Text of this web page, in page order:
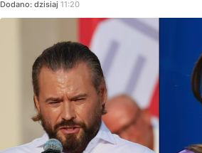
Dodano: dzisiaj 11:20